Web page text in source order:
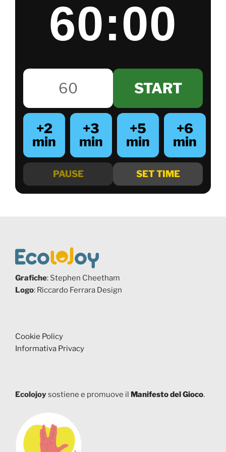
60:00
START
+2
min
+3
min
+5
min
+6
min
PAUSE SET TIME
Grafiche: Stephen Cheetham
Logo: Riccardo Ferrara Design
Cookie Policy
Informativa Privacy
Ecolojoysostiene e promuove il Manifesto del Gioco.